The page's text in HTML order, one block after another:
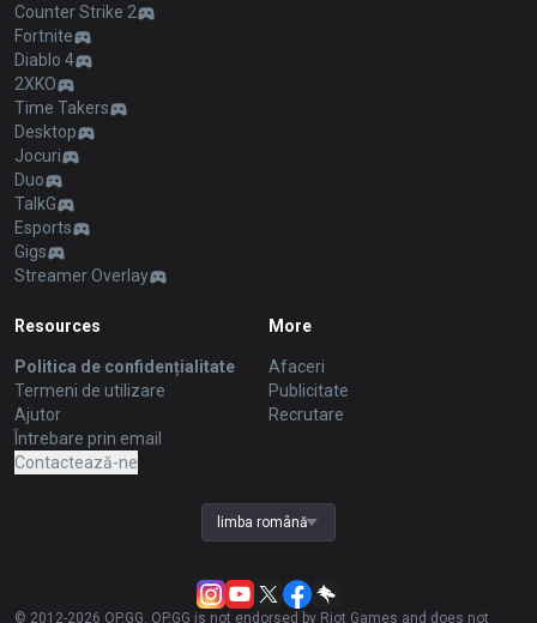
Counter Strike 2
Fortnite
Diablo 4
2XKO
Time Takers
Desktop
Jocuri
Duo
TalkG
Esports
Gigs
Streamer Overlay
Resources
Politica de confidențialitate
Termeni de utilizare
Ajutor
Întrebare prin email
Contactează-ne
More
Afaceri
Publicitate
Recrutare
limba română
© 2012-2026 OP.GG. OP.GG is not endorsed by Riot Games and does not